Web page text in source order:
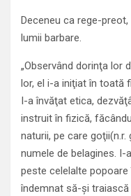
Deceneu ca rege-
lumii barbare.
„Observând dorinţa lor
lor, el i-a iniţiat în toată
I-a învăţat etica,
instruit în fizică,
naturii, pe care
numele de belagines.
peste celelalte
îndemnat să-şi